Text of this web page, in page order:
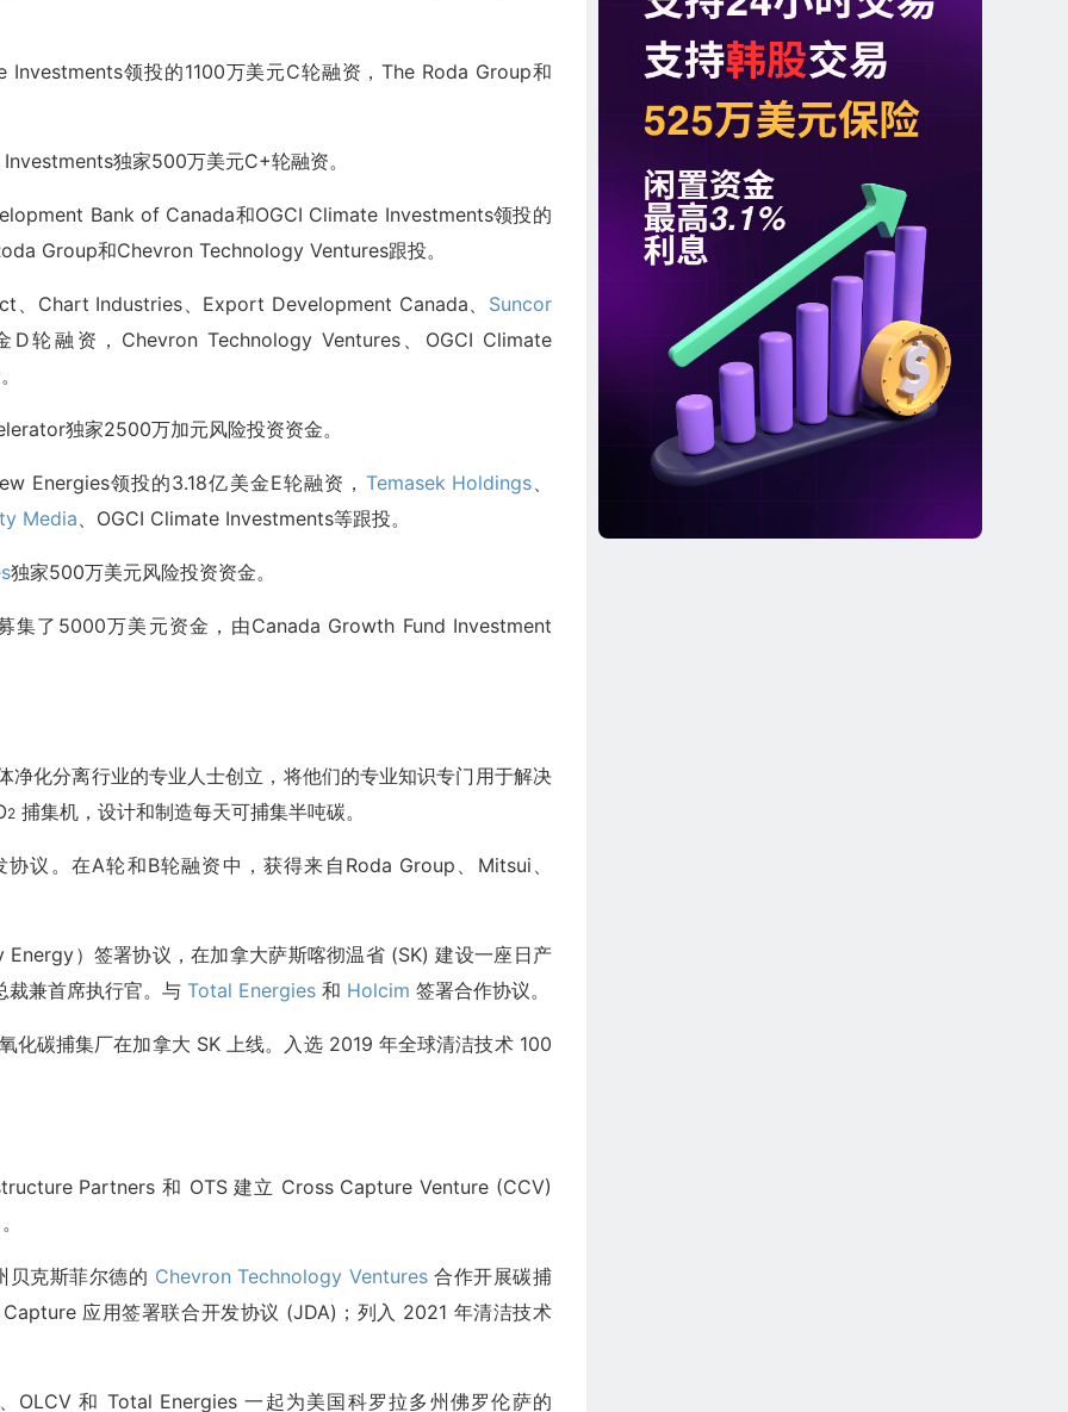
领投的1100万美元C轮融资，The Roda Group和
独家500万美元C+轮融资。
Bank of Canada和OGCI Climate Investments领投的
Group和Chevron Technology Ventures跟投。
、Chart Industries、Export Development Canada、 Suncor
轮融资，Chevron Technology Ventures、OGCI Climate
独家2500万加元风险投资资金。
Energies领投的3.18亿美金E轮融资， Temasek Holdings、
Media 、OGCI Climate Investments等跟投。
独家500万美元风险投资资金。
集了5000万美元资金，由Canada Growth Fund Investment
化分离行业的专业人士创立，将他们的专业知识专门用于解决
2 捕集机，设计和制造每天可捕集半吨碳。
协议。在A轮和B轮融资中，获得来自Roda Group、Mitsui、
Energy）签署协议，在加拿大萨斯喀彻温省 (SK) 建设一座日产
兼首席执行官。与 Total Energies 和 Holcim 签署合作协议。
碳捕集厂在加拿大 SK 上线。入选 2019 年全球清洁技术 100
Partners 和 OTS 建立 Cross Capture Venture (CCV)
贝克斯菲尔德的 Chevron Technology Ventures合作开展碳捕
应用签署联合开发协议 (JDA)；列入 2021 年清洁技术
OLCV 和 Total Energies 一起为美国科罗拉多州佛罗伦萨的